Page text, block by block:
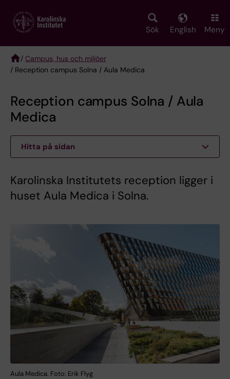
main
Sök English Meny
Breadcrumb
/ Campus, hus och miljöer
/ Reception campus Solna / Aula Medica
Reception campus Solna / Aula
Medica
Hitta på sidan
Karolinska Institutets reception ligger i
huset Aula Medica i Solna.
Aula Medica. Foto: Erik Flyg